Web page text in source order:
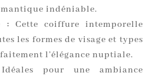
indéniable.
: Cette coiffure intemporelle
les formes de visage et types
l’élégance nuptiale.
pour une ambiance